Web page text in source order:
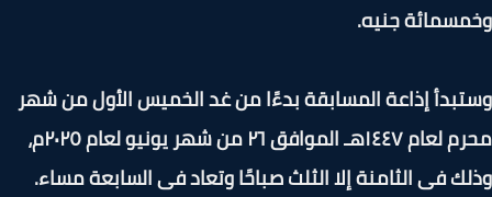
جنيه.
إذاعة المسابقة بدءًا من غد الخميس الأول من شهر
محرم لعام ١٤٤٧هـ الموافق ٢٦ من شهر يونيو لعام ٢٠٢٥م،
فى الثامنة إلا الثلث صباحًا وتعاد فى السابعة مساء.